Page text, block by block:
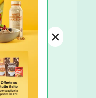
BURRO
E SNACKS ×